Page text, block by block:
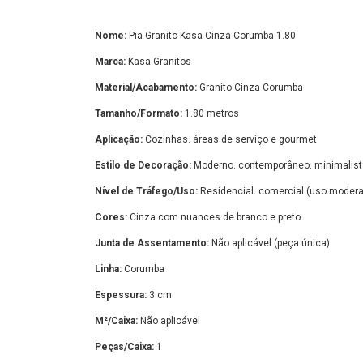
Nome: Pia Granito Kasa Cinza Corumba 1.80
Marca: Kasa Granitos
Material/Acabamento: Granito Cinza Corumba
Tamanho/Formato: 1.80 metros
Aplicação: Cozinhas. áreas de serviço e gourmet
Estilo de Decoração: Moderno. contemporâneo.
Nível de Tráfego/Uso: Residencial. comercial (uso
Cores: Cinza com nuances de branco e preto
Junta de Assentamento: Não aplicável (peça única)
Linha: Corumba
Espessura: 3 cm
M²/Caixa: Não aplicável
Peças/Caixa: 1